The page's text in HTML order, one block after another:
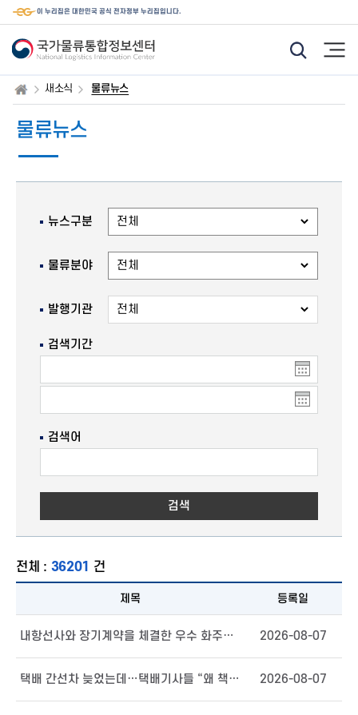
이 누리집은 대한민국 공식 전자정부 누리집입니다.
모
바
햄
버
새소식 물류뉴스
물류뉴스
뉴스구분
물류분야
발행기관
검색기간
검색어
검색
전체 : 36201 건
제목 등록일
내항선사와 장기계약을 체결한 우수 화주님의 세액을 공제해 드립니다. 2026-08-07
택배 간선차 늦었는데…택배기사들 “왜 책임은 우리가 독박 쓰나” 2026-08-07